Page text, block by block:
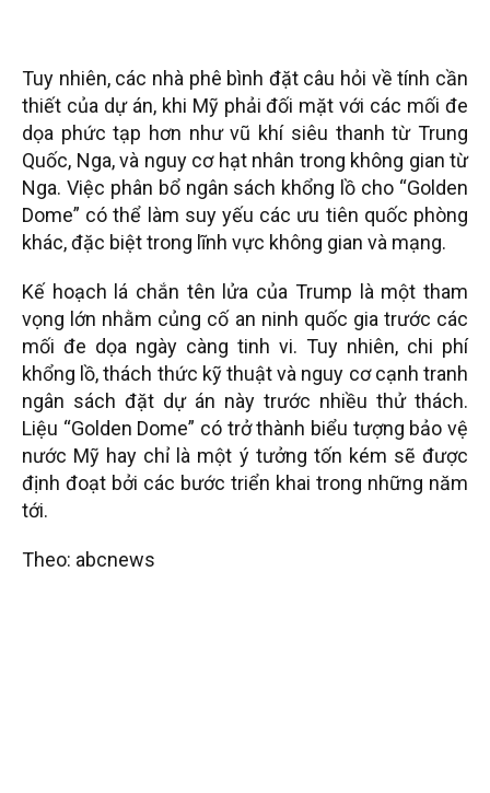
Tuy nhiên, các nhà phê bình đặt câu hỏi về tính cần
thiết của dự án, khi Mỹ phải đối mặt với các mối đe
dọa phức tạp hơn như vũ khí siêu thanh từ Trung
Quốc, Nga, và nguy cơ hạt nhân trong không gian từ
Nga. Việc phân bổ ngân sách khổng lồ cho “Golden
Dome” có thể làm suy yếu các ưu tiên quốc phòng
khác, đặc biệt trong lĩnh vực không gian và mạng.
Kế hoạch lá chắn tên lửa của Trump là một tham
vọng lớn nhằm củng cố an ninh quốc gia trước các
mối đe dọa ngày càng tinh vi. Tuy nhiên, chi phí
khổng lồ, thách thức kỹ thuật và nguy cơ cạnh tranh
ngân sách đặt dự án này trước nhiều thử thách.
Liệu “Golden Dome” có trở thành biểu tượng bảo vệ
nước Mỹ hay chỉ là một ý tưởng tốn kém sẽ được
định đoạt bởi các bước triển khai trong những năm
tới.
Theo: abcnews